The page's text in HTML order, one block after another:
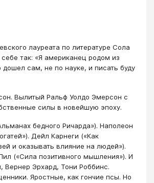
лауреата по литературе Сола
так: «Я американец родом из
дошел сам, не по науке, и писать буду
Вылитый Ральф Уолдо Эмерсон с
силы в новейшую эпоху.
бедного Ричарда»). Наполеон
Дейл Карнеги («Как
и оказывать влияние на людей»).
(«Сила позитивного мышления»). И
Вернер Эрхард, Тони Роббинс.
Яростные, как гончие псы. Но